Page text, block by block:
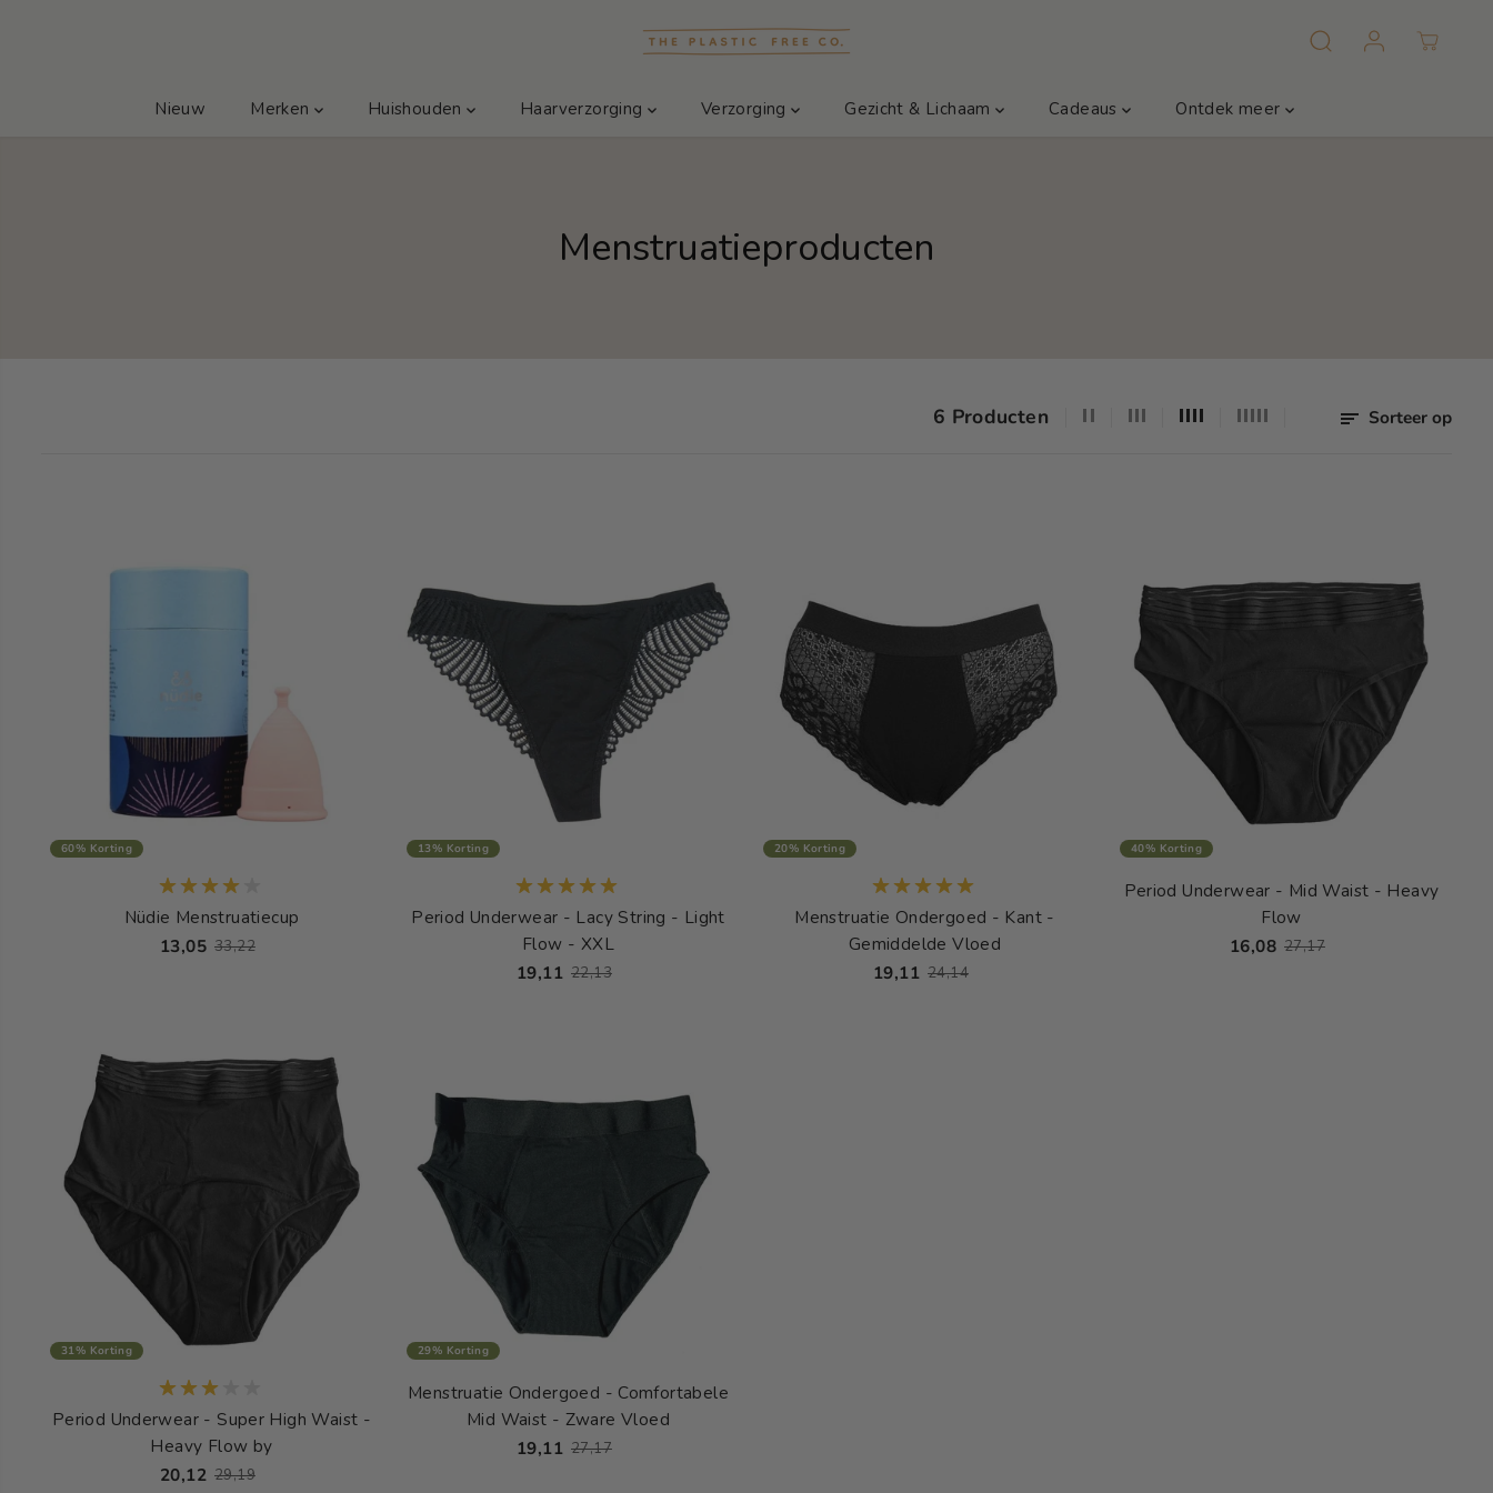
Nieuw Merken Huishouden Haarverzorging Verzorging Gezicht & Lichaam Cadeaus Ontdek meer
Menstruatieproducten
6 Producten Sorteer op
60% Korting
Nüdie Menstruatiecup
13,05 33,22
13% Korting
Period Underwear - Lacy String - Light
Flow - XXL
19,11 22,13
20% Korting
Menstruatie Ondergoed - Kant -
Gemiddelde Vloed
19,11 24,14
40% Korting
Period Underwear - Mid Waist - Heavy
Flow
16,08 27,17
31% Korting
Period Underwear - Super High Waist -
Heavy Flow by
20,12 29,19
29% Korting
Menstruatie Ondergoed - Comfortabele
Mid Waist - Zware Vloed
19,11 27,17